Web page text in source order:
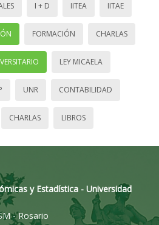
I + D IITEA IITAE
FORMACIÓN CHARLAS
LEY MICAELA
UNR CONTABILIDAD
CHARLAS LIBROS
y Estadística - Universidad
- Rosario